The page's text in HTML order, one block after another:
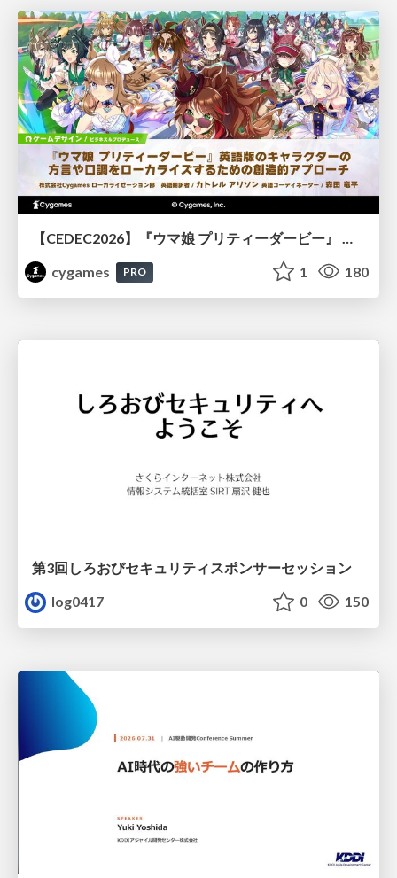
cygames
PRO 1 180
第3回しろおびセキュリティスポンサーセッション
log0417
0 150